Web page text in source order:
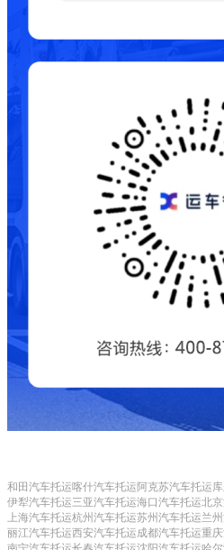
和田汽车托运喀什汽车托运阿克苏汽车托运
伊犁汽车托运三亚汽车托运海口汽车托运北
上海汽车托运杭州汽车托运苏州汽车托运兰
丽江汽车托运西安汽车托运成都汽车托运重